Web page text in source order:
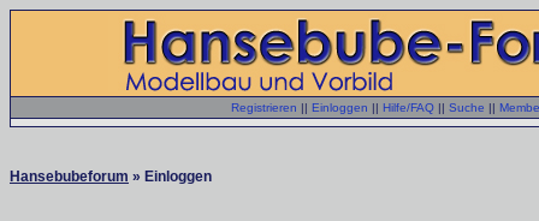
Registrieren || Einloggen || Hilfe/FAQ || Suche ||
Hansebubeforum » Einloggen